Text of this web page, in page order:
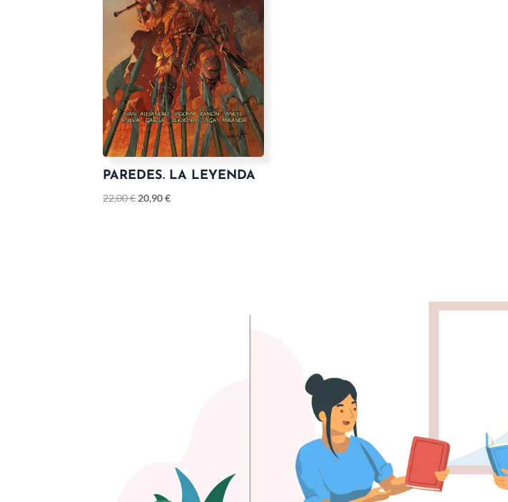
PAREDES. LA LEYENDA
22,00€ 20,90€